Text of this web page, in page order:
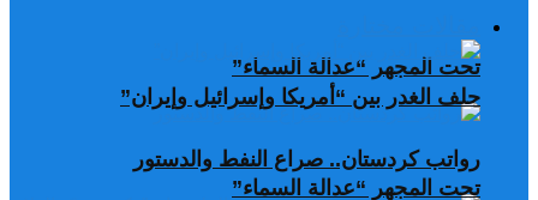
تحت المجهر “عدالة السماء”
رواتب كردستان.. صراع النفط والدستور
حلف الغدر بين “أمريكا وإسرائيل وإيران”
تحت المجهر “عدالة السماء”